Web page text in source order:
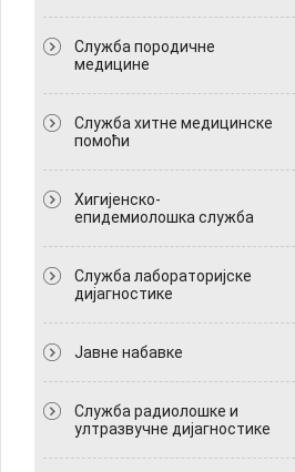
Служба породичне
медицине
Служба хитне медицинске
помоћи
Хигијенско-
епидемиолошка служба
Служба лабораторијске
дијагностике
Јавне набавке
Служба радиолошке и
ултразвучне дијагностике